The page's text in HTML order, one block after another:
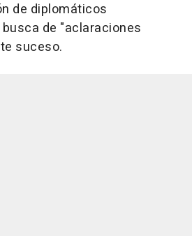
de diplomáticos
de "aclaraciones
suceso.